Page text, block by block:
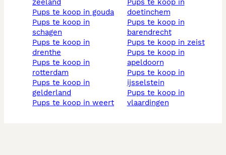
zeeland
pups te koop in gouda
pups te koop in
schagen
pups te koop in
drenthe
pups te koop in
rotterdam
pups te koop in
gelderland
pups te koop in weert
pups te koop in
doetinchem
pups te koop in
barendrecht
pups te koop in zeist
pups te koop in
apeldoorn
pups te koop in
ijsselstein
pups te koop in
vlaardingen